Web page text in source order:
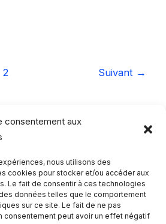
consentement aux
nous utilisons des
cookies pour stocker et/ou accéder aux
Le fait de consentir à ces technologies
données telles que le comportement
sur ce site. Le fait de ne pas
consentement peut avoir un effet négatif
2 Suivant →